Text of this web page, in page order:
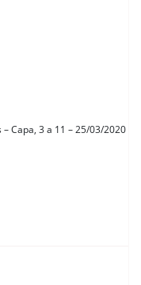
Capa, 3 a 11 – 25/03/2020